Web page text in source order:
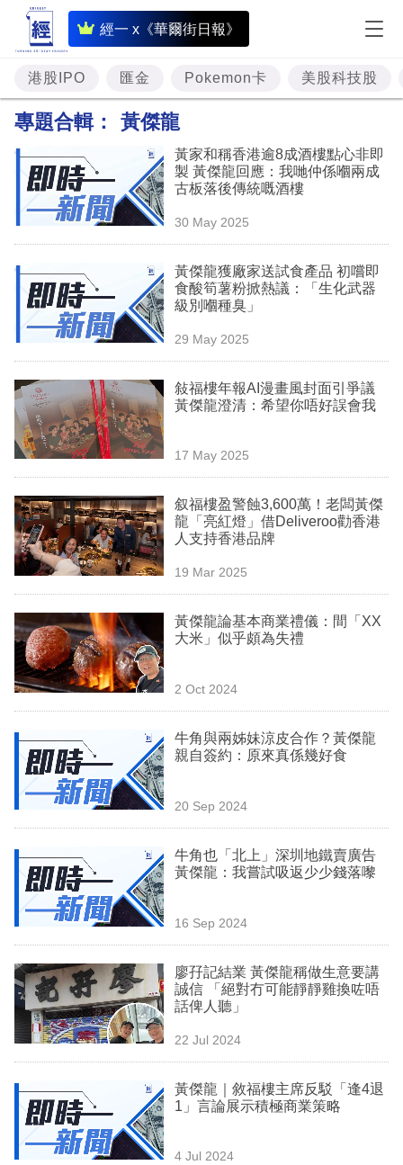
經一 x《華爾街日報》
即
時
財
經
投
資
理
商
業
科
技
職
場
生
時
事
訂
閱
港股IPO 匯金 Pokemon卡 美股科技股
專題合輯： 黃傑龍
黃家和稱香港逾8成酒樓點心非即
製 黃傑龍回應：我哋仲係嗰兩成
古板落後傳統嘅酒樓
30 May 2025
黃傑龍獲廠家送試食產品 初嚐即
食酸筍薯粉掀熱議：「生化武器
級別嗰種臭」
29 May 2025
敍福樓年報AI漫畫風封面引爭議
黃傑龍澄清：希望你唔好誤會我
17 May 2025
叙福樓盈警蝕3,600萬！老闆黃傑
龍「亮紅燈」借Deliveroo勸香港
人支持香港品牌
19 Mar 2025
黃傑龍論基本商業禮儀：間「XX
大米」似乎頗為失禮
2 Oct 2024
牛角與兩姊妹涼皮合作？黃傑龍
親自簽約：原來真係幾好食
20 Sep 2024
牛角也「北上」深圳地鐵賣廣告
黃傑龍：我嘗試吸返少少錢落嚟
16 Sep 2024
廖孖記結業 黃傑龍稱做生意要講
誠信 「絕對冇可能靜靜雞換咗唔
話俾人聽」
22 Jul 2024
黃傑龍｜敘福樓主席反駁「逢4退
1」言論展示積極商業策略
4 Jul 2024